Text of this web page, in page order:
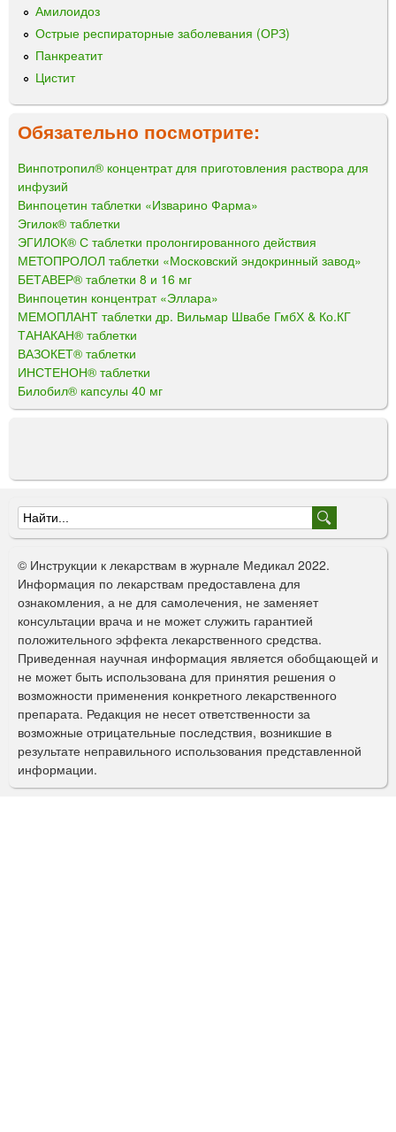
Амилоидоз
Острые респираторные заболевания (ОРЗ)
Панкреатит
Цистит
Обязательно посмотрите:
Винпотропил® концентрат для приготовления раствора для
инфузий
Винпоцетин таблетки «Изварино Фарма»
Эгилок® таблетки
ЭГИЛОК® С таблетки пролонгированного действия
МЕТОПРОЛОЛ таблетки «Московский эндокринный завод»
БЕТАВЕР® таблетки 8 и 16 мг
Винпоцетин концентрат «Эллара»
МЕМОПЛАНТ таблетки др. Вильмар Швабе ГмбХ & Ко.КГ
ТАНАКАН® таблетки
ВАЗОКЕТ® таблетки
ИНСТЕНОН® таблетки
Билобил® капсулы 40 мг
Ф
о
р
м
а
п
о
и
с
к
© Инструкции к лекарствам в журнале Медикал 2022.
Информация по лекарствам предоставлена для
ознакомления, а не для самолечения, не заменяет
консультации врача и не может служить гарантией
положительного эффекта лекарственного средства.
Приведенная научная информация является обобщающей и
не может быть использована для принятия решения о
возможности применения конкретного лекарственного
препарата. Редакция не несет ответственности за
возможные отрицательные последствия, возникшие в
результате неправильного использования представленной
информации.